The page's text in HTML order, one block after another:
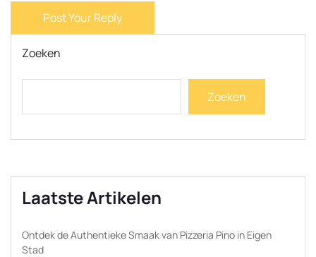
Post Your Reply
Zoeken
Zoeken
Laatste Artikelen
Ontdek de Authentieke Smaak van Pizzeria Pino in Eigen
Stad